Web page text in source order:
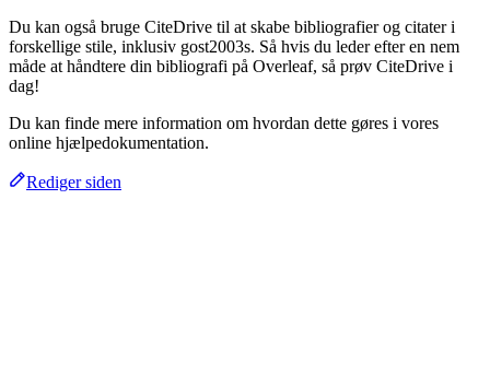
Du kan også bruge CiteDrive til at skabe bibliografier og citater i
forskellige stile, inklusiv gost2003s. Så hvis du leder efter en nem
måde at håndtere din bibliografi på Overleaf, så prøv CiteDrive i
dag!
Du kan finde mere information om hvordan dette gøres i vores
online hjælpedokumentation.
Rediger siden